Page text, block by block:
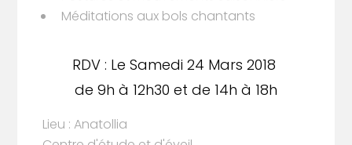
Méditations aux bols chantants
RDV : Le Samedi 24 Mars 2018
de 9h à 12h30 et de 14h à 18h
Lieu : Anatollia